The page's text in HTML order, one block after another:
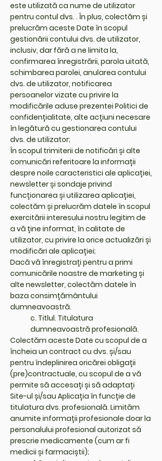
este utilizată ca nume de utilizator
pentru contul dvs. . În plus, colectăm și
prelucrăm aceste Date în scopul
gestionării contului dvs. de utilizator,
inclusiv, dar fără a ne limita la,
confirmarea înregistrării, parola uitată,
schimbarea parolei, anularea contului
dvs. de utilizator, notificarea
persoanelor vizate cu privire la
modificările aduse prezentei Politici de
confidențialitate, alte acțiuni necesare
în legătură cu gestionarea contului
dvs. de utilizator;
În scopul trimiterii de notificări și alte
comunicări referitoare la informații
despre noile caracteristici ale aplicației,
newsletter și sondaje privind
funcționarea și utilizarea aplicației,
colectăm și prelucrăm datele în scopul
exercitării interesului nostru legitim de
a vă ține informat, în calitate de
utilizator, cu privire la orice actualizări și
modificări ale aplicației;
Dacă vă înregistrați pentru a primi
comunicările noastre de marketing și
alte newsletter, colectăm datele în
baza consimțământului
dumneavoastră.
c. Titlul. Titulatura
dumneavoastră profesională.
Colectăm aceste Date cu scopul de a
încheia un contract cu dvs. și/sau
pentru îndeplinirea oricărei obligații
(pre)contractuale, cu scopul de a vă
permite să accesați și să adaptați
Site-ul și/sau Aplicația în funcție de
titulatura dvs. profesională. Limităm
anumite informații profesionale doar la
personalului profesional autorizat să
prescrie medicamente (cum ar fi
medicii și farmaciștii);